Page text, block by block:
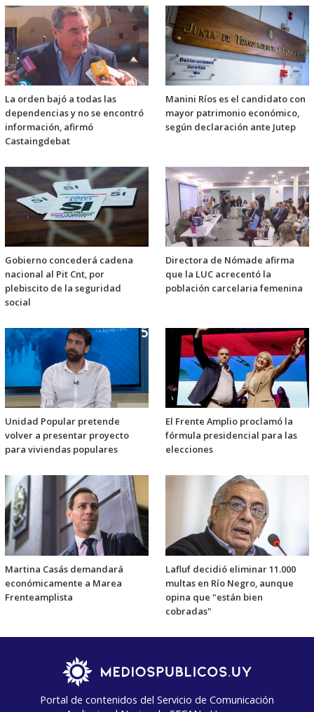
La orden bajó a todas las
dependencias y no se encontró
información, afirmó
Castaingdebat
Manini Ríos es el candidato con
mayor patrimonio económico,
según declaración ante Jutep
Gobierno concederá cadena
nacional al Pit Cnt, por
plebiscito de la seguridad
social
Directora de Nómade afirma
que la LUC acrecentó la
población carcelaria femenina
Unidad Popular pretende
volver a presentar proyecto
para viviendas populares
El Frente Amplio proclamó la
fórmula presidencial para las
elecciones
Martina Casás demandará
económicamente a Marea
Frenteamplista
Lafluf decidió eliminar 11.000
multas en Río Negro, aunque
opina que "están bien
cobradas"
Portal de contenidos del Servicio de Comunicación